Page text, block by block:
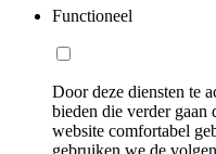
Functioneel
Door deze diensten te
bieden die verder gaan
website comfortabel
gebruiken we de